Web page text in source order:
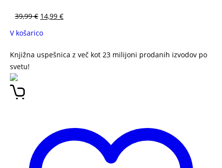
39,99€ 14,99 €
V košarico
Knjižna uspešnica z več kot 23 milijoni prodanih izvodov po
svetu!